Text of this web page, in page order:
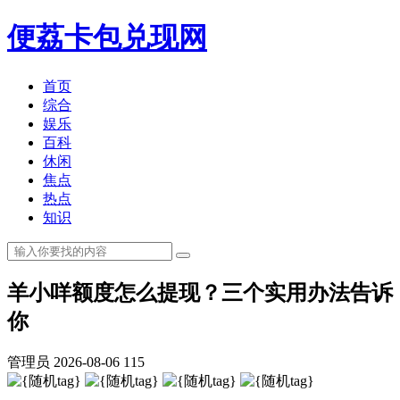
便荔卡包兑现网
首页
综合
娱乐
百科
休闲
焦点
热点
知识
羊小咩额度怎么提现？三个实用办法告诉
你
管理员 2026-08-06 115